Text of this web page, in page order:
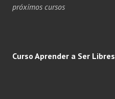
próximos cursos
Curso Aprender a Ser Libres